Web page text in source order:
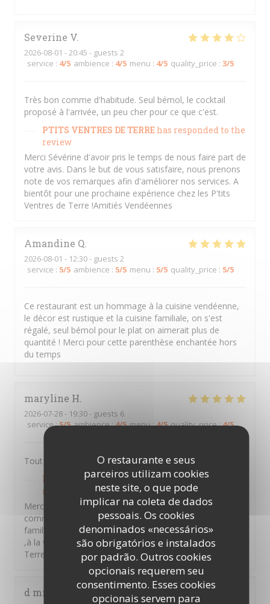
O restaurante e seus
parceiros utilizam cookies
neste site, o que pode
implicar na coleta de dados
pessoais. Os cookies
denominados «necessários»
são obrigatórios e instalados
por padrão. Outros cookies
opcionais requerem seu
consentimento. Esses cookies
opcionais servem para
Severine V
2026-08-01 - 20:45 - guests 2
service : 4/5 ambience : 4/5 menu : 4/5 quality_price : 3/5
Très bon comme d'habitude. Seul bémol, le cocktail
proposé à l'arrivée, un peu cher pour ce que c'est.
PTITS VENTRES DE TERRE has responded to the
review
Merci Sévérine d'avoir pris le temps de nous faire part de
votre avis. Dans le but de vous satisfaire, nous prenons
note de vos remarques afin d'améliorer nos services. A
bientôt pour une prochaine expérience chez les P'tits
Ventres de Terre !Amitiés Vendéennes
Amandine Q
2026-08-01 - 12:30 - guests 2
service : 5/5 ambience : 5/5 menu : 5/5 quality_price : 5/5
Ce restaurant est un hommage à la cuisine vendéenne,
le décor est rustique et la cuisine familiale, on s'est
régalé, seul bémol pour le plat on aimerait plus de
quantité ! Merci pour cette parenthèse enchantée hors
du temps
maryline H
2026-07-28- 19:30 - guests 6
service:5/5 ambience:4/5 menu:4/5 quality_price:4/5
Tout est extra , je recommande 👍
PTITS VENTRES DE TERREhas responded to the
review
Merci Maryline d'avoir pris le temps de laisser un
commentaire ,nous souhaitons vous retrouver en
famille entre amis et partager des moments d'émotions
,à la vendéennes . A bientôt au sein des P'tits Ventres De
Terre. Amitiés Vendéennes
d mikael